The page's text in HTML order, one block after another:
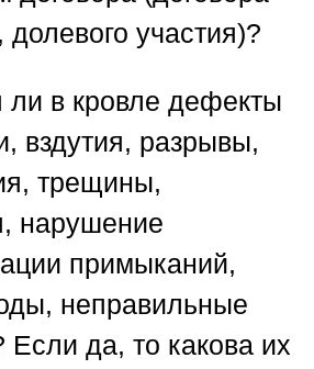
участия)?
в кровле дефекты
вздутия, разрывы,
трещины,
нарушение
примыканий,
неправильные
Если да, то какова их